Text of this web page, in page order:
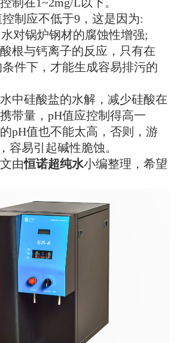
制在1~2mg/L以下。
制应不低于9，这是因为:
对锅炉钢材的腐蚀性增强;
根与钙离子的反应，只有在
件下，才能生成容易排污的
中硅酸盐的水解，减少硅酸在
带量，pH值应控制得高一
pH值也不能太高，否则，游
容易引起碱性脆蚀。
由恒诺超纯水小编整理，希望